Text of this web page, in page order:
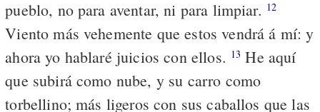
pueblo, no para aventar, ni para limpiar. 12
Viento más vehemente que estos vendrá á mí: y
ahora yo hablaré juicios con ellos. 13 He aquí
que subirá como nube, y su carro como
torbellino; más ligeros con sus caballos que las